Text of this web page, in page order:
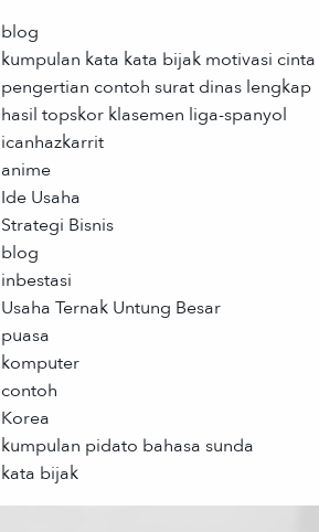
blog
kumpulan kata kata bijak motivasi cinta
pengertian contoh surat dinas lengkap
hasil topskor klasemen liga-spanyol
icanhazkarrit
anime
Ide Usaha
Strategi Bisnis
blog
inbestasi
Usaha Ternak Untung Besar
puasa
komputer
contoh
Korea
kumpulan pidato bahasa sunda
kata bijak